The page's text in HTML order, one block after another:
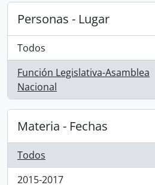
Personas - Lugar
Todos
Función Legislativa-Asamblea
Nacional
, 433 resultados
Materia - Fechas
Todos
2015-2017